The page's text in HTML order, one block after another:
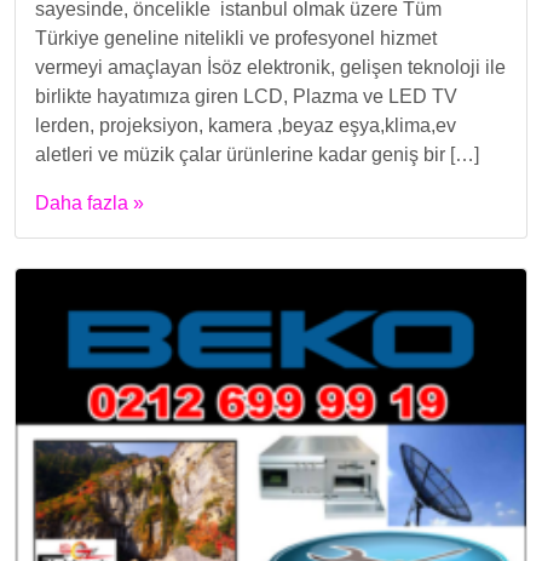
sayesinde, öncelikle istanbul olmak üzere Tüm
Türkiye geneline nitelikli ve profesyonel hizmet
vermeyi amaçlayan İsöz elektronik, gelişen teknoloji ile
birlikte hayatımıza giren LCD, Plazma ve LED TV
lerden, projeksiyon, kamera ,beyaz eşya,klima,ev
aletleri ve müzik çalar ürünlerine kadar geniş bir […]
Daha fazla »